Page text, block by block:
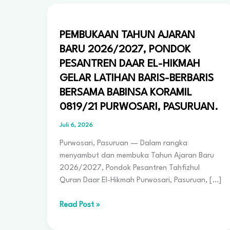
PEMBUKAAN TAHUN AJARAN
BARU 2026/2027, PONDOK
PESANTREN DAAR EL-HIKMAH
GELAR LATIHAN BARIS-BERBARIS
BERSAMA BABINSA KORAMIL
0819/21 PURWOSARI, PASURUAN.
Juli 6, 2026
Purwosari, Pasuruan — Dalam rangka
menyambut dan membuka Tahun Ajaran Baru
2026/2027, Pondok Pesantren Tahfizhul
Quran Daar El-Hikmah Purwosari, Pasuruan, […]
PEMBUKAAN
Read Post »